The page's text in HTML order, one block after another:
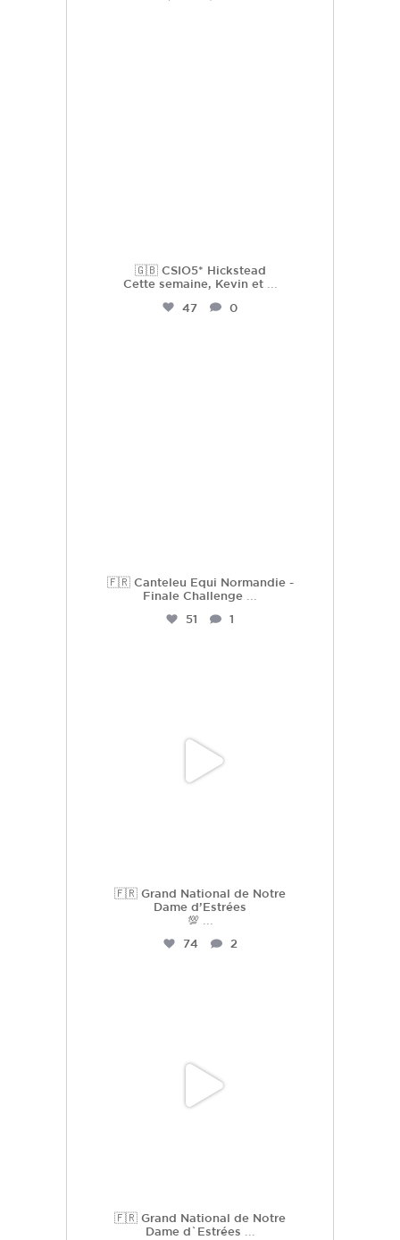
🇬🇧 CSIO5* Hickstead
Cette semaine, Kevin et ...
47
0
🇫🇷 Canteleu Equi Normandie -
Finale Challenge
51
1
🇫🇷 Grand National de Notre
Dame d’Estrées
💯 ...
74
2
🇫🇷 Grand National de Notre
Dame d`Estrées ...